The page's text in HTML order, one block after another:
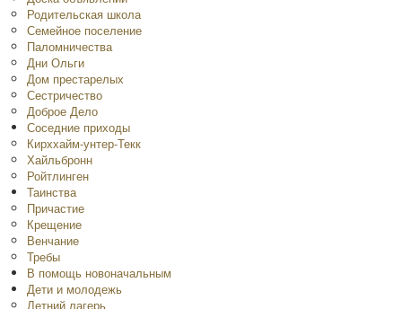
Родительская школа
Семейное поселение
Паломничества
Дни Ольги
Дом престарелых
Сестричество
Доброе Дело
Соседние приходы
Кирххайм-унтер-Текк
Хайльбронн
Ройтлинген
Таинства
Причастие
Крещение
Венчание
Требы
В помощь новоначальным
Дети и молодежь
Летний лагерь